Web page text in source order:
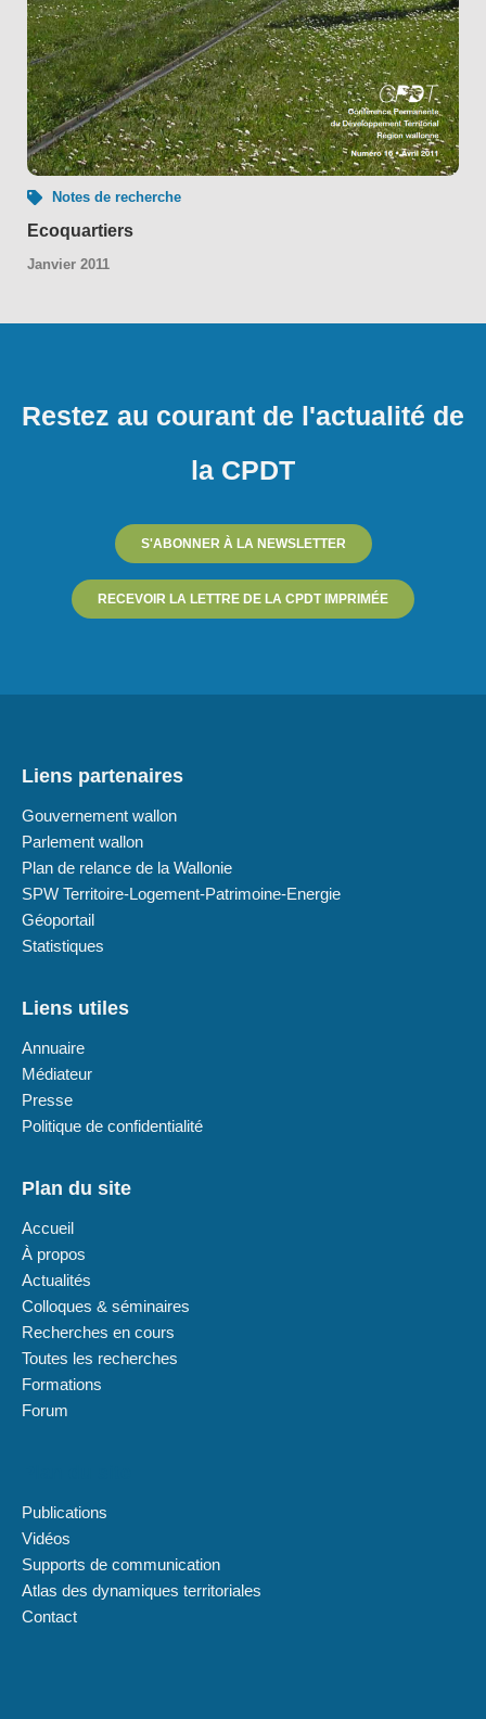
Notes de recherche
Ecoquartiers
Janvier 2011
Restez au courant de l'actualité de
la CPDT
S'ABONNER À LA NEWSLETTER
RECEVOIR LA LETTRE DE LA CPDT IMPRIMÉE
Liens partenaires
Gouvernement wallon
Parlement wallon
Plan de relance de la Wallonie
SPW Territoire-Logement-Patrimoine-Energie
Géoportail
Statistiques
Liens utiles
Annuaire
Médiateur
Presse
Politique de confidentialité
Plan du site
Accueil
À propos
Actualités
Colloques & séminaires
Recherches en cours
Toutes les recherches
Formations
Forum
Publications
Vidéos
Supports de communication
Atlas des dynamiques territoriales
Contact